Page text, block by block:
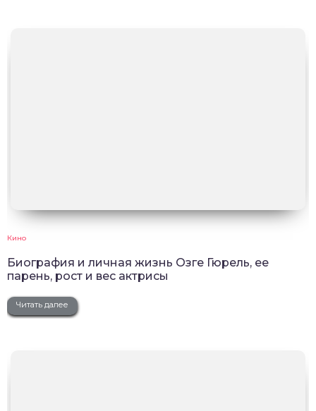
Кино
Биография и личная жизнь Озге Гюрель, ее
парень, рост и вес актрисы
Читать далее